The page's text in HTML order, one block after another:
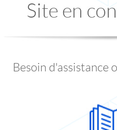
Site en
Besoin d'assistance